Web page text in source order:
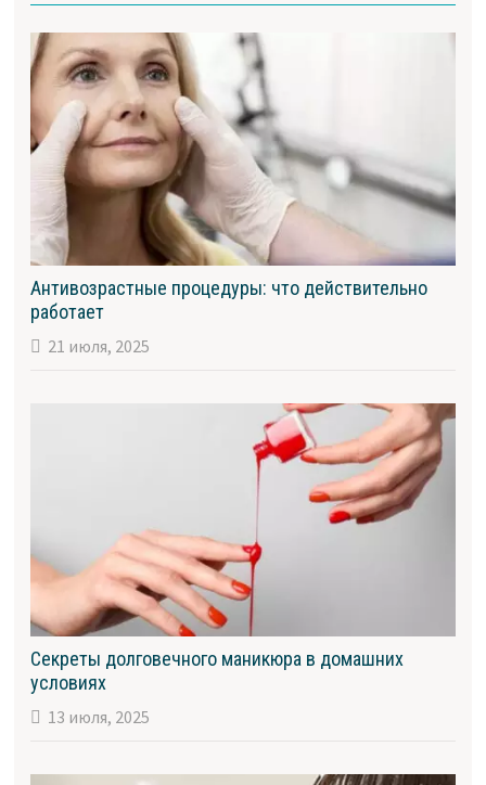
Антивозрастные процедуры: что действительно
работает
21 июля, 2025
Секреты долговечного маникюра в домашних
условиях
13 июля, 2025